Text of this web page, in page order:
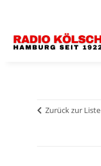
Zurück zur Liste